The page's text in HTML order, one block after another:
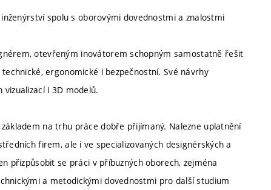
spolu s oborovými dovednostmi a znalostmi
otevřeným inovátorem schopným samostatně řešit
ergonomické i bezpečnostní. Své návrhy
i 3D modelů.
na trhu práce dobře přijímaný. Nalezne uplatnění
firem, ale i ve specializovaných designérských a
přizpůsobit se práci v příbuzných oborech, zejména
a metodickými dovednostmi pro další studium